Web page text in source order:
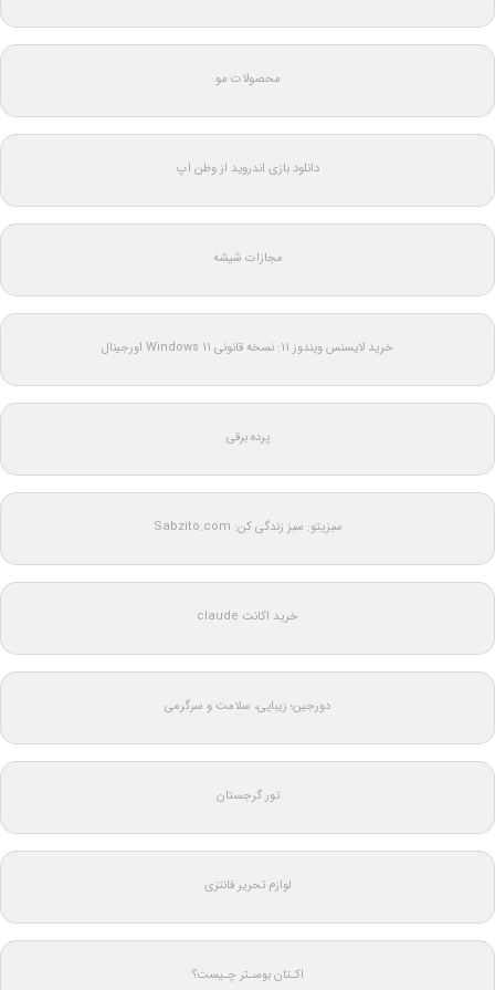
محصولات مو
دانلود بازی اندروید از وطن اپ
مجازات شیشه
خرید لایسنس ویندوز 11: نسخه قانونی Windows 11 اورجینال
پرده برقی
سبزیتو: سبز زندگی کن: Sabzito.com
خرید اکانت claude
دورجین؛ زیبایی، سلامت و سرگرمی
تور گرجستان
لوازم تحریر فانتزی
اکـتان بوسـتر چـیست؟